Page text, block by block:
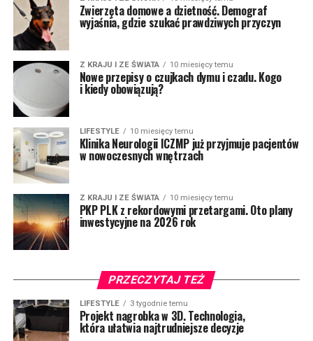
Zwierzęta domowe a dzietność. Demograf
wyjaśnia, gdzie szukać prawdziwych przyczyn
Z KRAJU I ZE ŚWIATA 10 miesięcy temu
Nowe przepisy o czujkach dymu i czadu. Kogo
i kiedy obowiązują?
LIFESTYLE 10 miesięcy temu
Klinika Neurologii ICZMP już przyjmuje pacjentów
w nowoczesnych wnętrzach
Z KRAJU I ZE ŚWIATA 10 miesięcy temu
PKP PLK z rekordowymi przetargami. Oto plany
inwestycyjne na 2026 rok
PRZECZYTAJ TEŻ
LIFESTYLE 3 tygodnie temu
Projekt nagrobka w 3D. Technologia,
która ułatwia najtrudniejsze decyzje